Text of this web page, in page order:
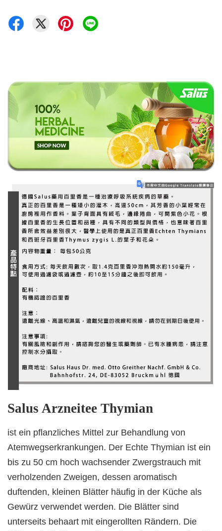
Salus Arzneitee Thymian
ist ein pflanzliches Mittel zur Behandlung von
Atemwegserkrankungen. Der Echte Thymian ist ein
bis zu 50 cm hoch wachsender Zwergstrauch mit
verholzenden Zweigen, dessen aromatisch
duftenden, kleinen Blätter häufig in der Küche als
Gewürz verwendet werden. Die Blätter sind
unterseits behaart mit eingerollten Rändern. Die